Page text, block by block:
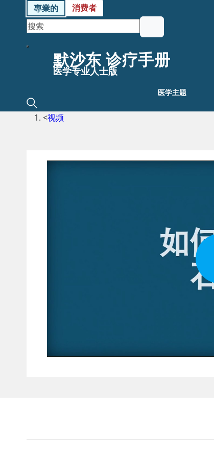
專業的 消费者
默沙东 诊疗手册
医学专业人士版
医学主题
<视频